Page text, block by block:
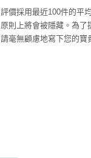
評價採用最近100件的平
原則上將會被隱藏。為了
請毫無顧慮地寫下您的寶